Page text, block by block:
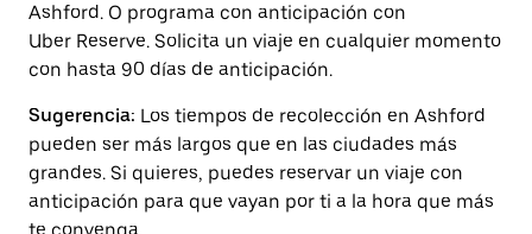
Ashford. O programa con anticipación con
Uber Reserve. Solicita un viaje en cualquier momento
con hasta 90 días de anticipación.
Sugerencia: Los tiempos de recolección en Ashford
pueden ser más largos que en las ciudades más
grandes. Si quieres, puedes reservar un viaje con
anticipación para que vayan por ti a la hora que más